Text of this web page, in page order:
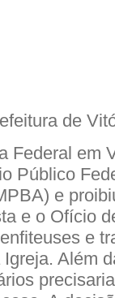
de
Federal em
Público
e
e o Ofício
e
Além